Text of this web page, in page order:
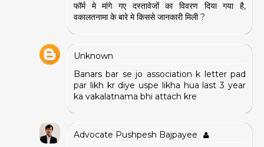
फॉर्म मे मांगे गए दस्तावेजों का विवरण दिया गया है,
वकालतनामा के बारे मे किससे जानकारी मिली ?
Unknown
Banars bar se jo association k letter pad
par likh kr diye uspe likha hua last 3 year
ka vakalatnama bhi attach kre
Advocate Pushpesh Bajpayee